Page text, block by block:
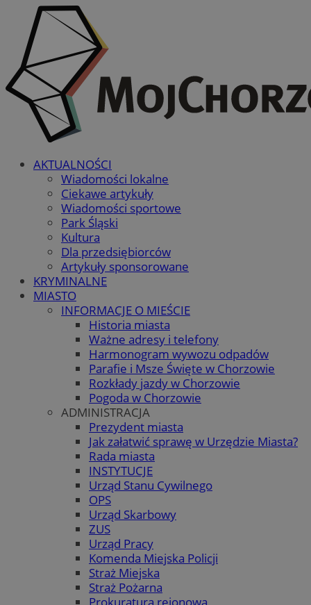
AKTUALNOŚCI
Wiadomości lokalne
Ciekawe artykuły
Wiadomości sportowe
Park Śląski
Kultura
Dla przedsiębiorców
Artykuły sponsorowane
KRYMINALNE
MIASTO
INFORMACJE O MIEŚCIE
Historia miasta
Ważne adresy i telefony
Harmonogram wywozu odpadów
Parafie i Msze Święte w Chorzowie
Rozkłady jazdy w Chorzowie
Pogoda w Chorzowie
ADMINISTRACJA
Prezydent miasta
Jak załatwić sprawę w Urzędzie Miasta?
Rada miasta
INSTYTUCJE
Urząd Stanu Cywilnego
OPS
Urząd Skarbowy
ZUS
Urząd Pracy
Komenda Miejska Policji
Straż Miejska
Straż Pożarna